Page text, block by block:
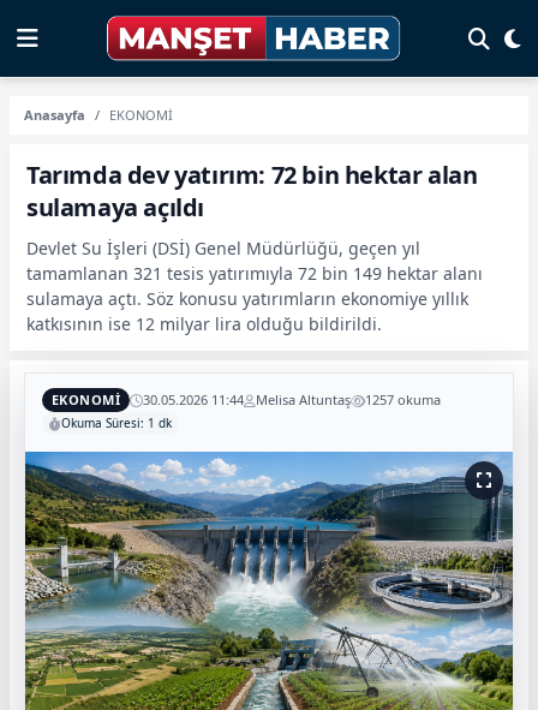
Anasayfa EKONOMİ
Tarımda dev yatırım: 72 bin hektar alan
sulamaya açıldı
Devlet Su İşleri (DSİ) Genel Müdürlüğü, geçen yıl
tamamlanan 321 tesis yatırımıyla 72 bin 149 hektar alanı
sulamaya açtı. Söz konusu yatırımların ekonomiye yıllık
katkısının ise 12 milyar lira olduğu bildirildi.
EKONOMİ 30.05.2026 11:44 Melisa Altuntaş 1257 okuma
Okuma Süresi: 1 dk